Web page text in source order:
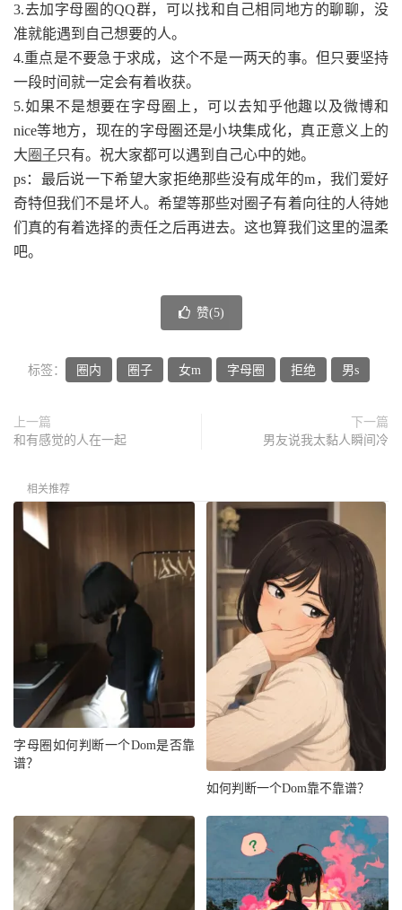
3.去加字母圈的QQ群，可以找和自己相同地方的聊聊，没
准就能遇到自己想要的人。
4.重点是不要急于求成，这个不是一两天的事。但只要坚持
一段时间就一定会有着收获。
5.如果不是想要在字母圈上，可以去知乎他趣以及微博和
nice等地方，现在的字母圈还是小块集成化，真正意义上的
大 圈子只有。祝大家都可以遇到自己心中的她。
ps：最后说一下希望大家拒绝那些没有成年的m，我们爱好
奇特但我们不是坏人。希望等那些对圈子有着向往的人待她
们真的有着选择的责任之后再进去。这也算我们这里的温柔
吧。
赞(5)
标签： 圈内 圈子 女m 字母圈 拒绝 男s
上一篇
和有感觉的人在一起
下一篇
男友说我太黏人瞬间冷
相关推荐
字母圈如何判断一个Dom是否靠
谱？
如何判断一个Dom靠不靠谱？